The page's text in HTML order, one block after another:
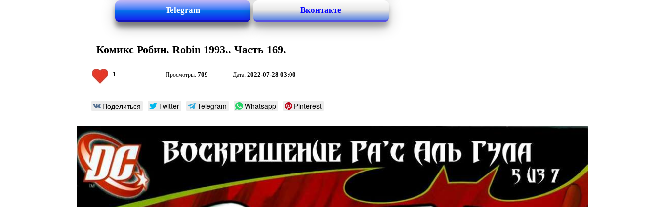
Telegram Вконтакте
Комикс Робин. Robin 1993.. Часть 169.
1 Просмотры: 709 Дата: 2022-07-28 03:00
Поделиться Twitter Telegram Whatsapp Pinterest